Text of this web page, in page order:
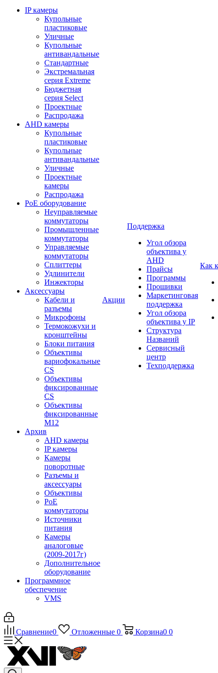
IP камеры
Купольные
пластиковые
Уличные
Купольные
антивандальные
Стандартные
Экстремальная
серия Extreme
Бюджетная
серия Select
Проектные
Распродажа
AHD камеры
Купольные
пластиковые
Купольные
антивандальные
Уличные
Проектные
камеры
Распродажа
PoE оборудование
Неуправляемые
коммутаторы
Промышленные
коммутаторы
Управляемые
коммутаторы
Сплиттеры
Удлинители
Инжекторы
Аксессуары
Кабели и
разъемы
Микрофоны
Термокожухи и
кронштейны
Блоки питания
Объективы
вариофокальные
CS
Объективы
фиксированные
CS
Объективы
фиксированные
М12
Архив
AHD камеры
IP камеры
Камеры
поворотные
Разъемы и
аксессуары
Объективы
PoE
коммутаторы
Источники
питания
Камеры
аналоговые
(2009-2017г)
Дополнительное
оборудование
Программное
обеспечение
VMS
Акции
Поддержка
Угол обзора
объектива у
AHD
Прайсы
Программы
Прошивки
Маркетинговая
поддержка
Угол обзора
объектива у IP
Структура
Названий
Сервисный
центр
Техподдержка
Как
Сравнение0 Отложенные 0 Корзина0 0